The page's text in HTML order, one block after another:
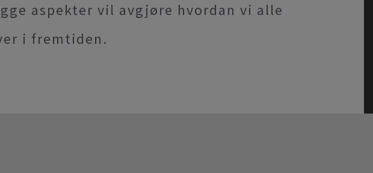
aspekter vil avgjøre hvordan vi alle
i fremtiden.